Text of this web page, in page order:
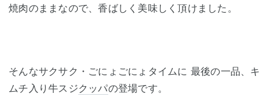
焼肉のままなので、香ばしく美味しく頂けました。
そんなサクサク・ごにょごにょタイムに 最後の一品、キ
ムチ入り牛スジクッパの登場です。